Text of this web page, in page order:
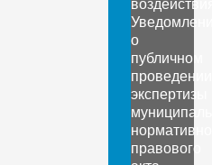
о
публичном
проведении
экспертизы
правового